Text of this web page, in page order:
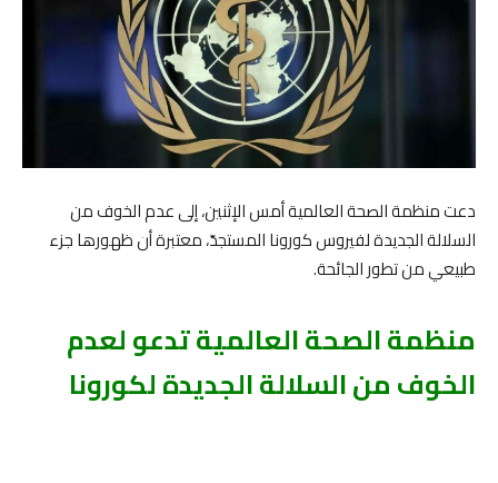
دعت منظمة الصحة العالمية أمس الإثنين، إلى عدم الخوف من
السلالة الجديدة لفيروس كورونا المستجدّ، معتبرة أن ظهورها جزء
طبيعي من تطور الجائحة.
منظمة الصحة العالمية تدعو لعدم
الخوف من السلالة الجديدة لكورونا